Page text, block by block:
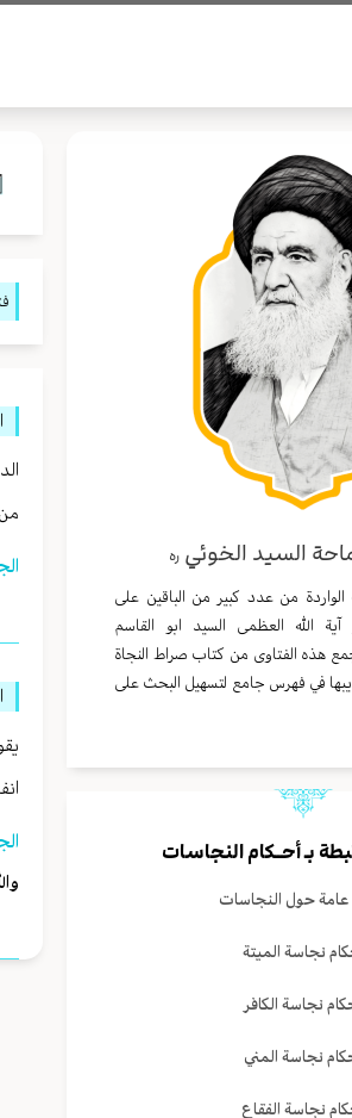
السيد الخوئيره
الواردة من عدد كبير من الباقين على
آية الله العظمى السيد ابو القاسم
هذه الفتاوى من كتاب صراط النجاة
في فهرس جامع لتسهيل البحث على
بـأحــكام النجاسات
عامة حول النجاسات
نجاسة الميتة
نجاسة الكافر
نجاسة المني
نجاسة الفقاع